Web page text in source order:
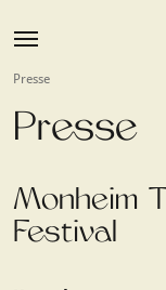
Presse
Presse
Monheim
Festival